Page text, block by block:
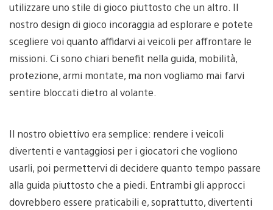
utilizzare uno stile di gioco piuttosto che un altro. Il
nostro design di gioco incoraggia ad esplorare e potete
scegliere voi quanto affidarvi ai veicoli per affrontare le
missioni. Ci sono chiari benefit nella guida, mobilità,
protezione, armi montate, ma non vogliamo mai farvi
sentire bloccati dietro al volante.
Il nostro obiettivo era semplice: rendere i veicoli
divertenti e vantaggiosi per i giocatori che vogliono
usarli, poi permettervi di decidere quanto tempo passare
alla guida piuttosto che a piedi. Entrambi gli approcci
dovrebbero essere praticabili e, soprattutto, divertenti